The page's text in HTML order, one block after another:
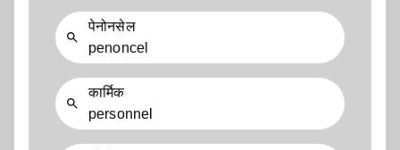
पेनोनसेल
penoncel
कार्मिक
personnel